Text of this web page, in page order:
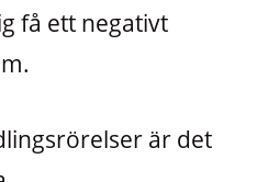
få ett negativt
är det